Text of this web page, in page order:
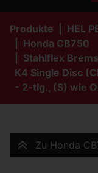
Produkte
HEL
Honda CB750
Stahlflex
K4 Single Disc
- 2-tlg., (S) wie
Zu Honda